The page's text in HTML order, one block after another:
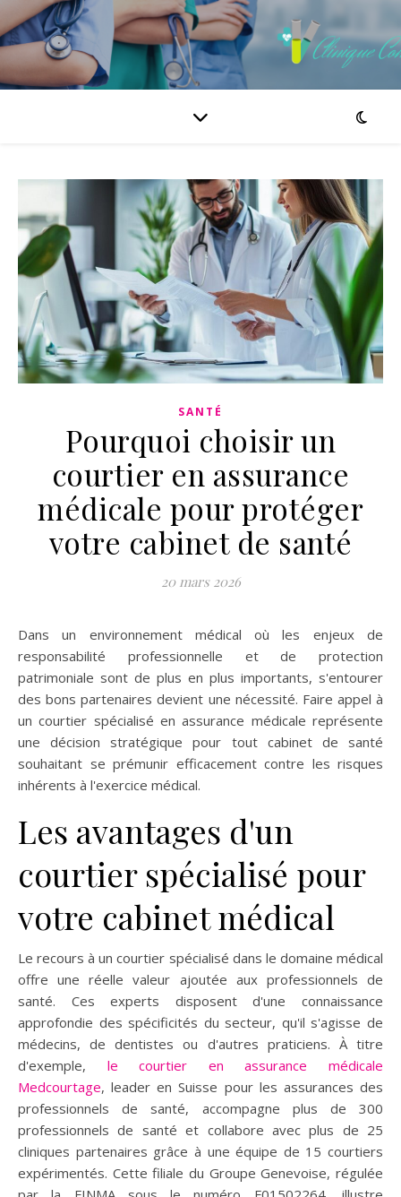
SANTÉ
Pourquoi choisir un
courtier en assurance
médicale pour protéger
votre cabinet de santé
20 mars 2026
Dans un environnement médical où les enjeux de
responsabilité professionnelle et de protection
patrimoniale sont de plus en plus importants, s'entourer
des bons partenaires devient une nécessité. Faire appel à
un courtier spécialisé en assurance médicale représente
une décision stratégique pour tout cabinet de santé
souhaitant se prémunir efficacement contre les risques
inhérents à l'exercice médical.
Les avantages d'un
courtier spécialisé pour
votre cabinet médical
Le recours à un courtier spécialisé dans le domaine médical
offre une réelle valeur ajoutée aux professionnels de
santé. Ces experts disposent d'une connaissance
approfondie des spécificités du secteur, qu'il s'agisse de
médecins, de dentistes ou d'autres praticiens. À titre
d'exemple, le courtier en assurance médicale
Medcourtage, leader en Suisse pour les assurances des
professionnels de santé, accompagne plus de 300
professionnels de santé et collabore avec plus de 25
cliniques partenaires grâce à une équipe de 15 courtiers
expérimentés. Cette filiale du Groupe Genevoise, régulée